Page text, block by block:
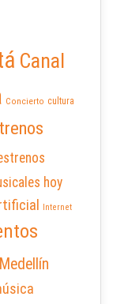
Canal
Concierto cultura
hoy
Internet
Medellín